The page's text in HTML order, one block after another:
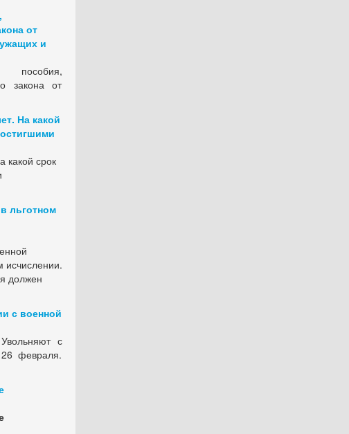
от
и
пособия,
закона от
На какой
какой срок
льготном
исчислении.
должен
с военной
с
февраля.